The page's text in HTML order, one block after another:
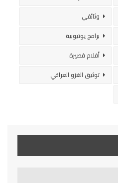
وثائقي
برامج يوتيوبية
أفلام قصيرة
توثيق الغزو العراقي